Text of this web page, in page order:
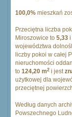
100,0% mieszkań
Przeciętna liczba
Miroszowice to 5,33 i
województwa
liczby pokoi w całej
nieruchomości
to 124,20 m2 i jest
użytkowej dla
przeciętnej
Według danych
Powszechnego